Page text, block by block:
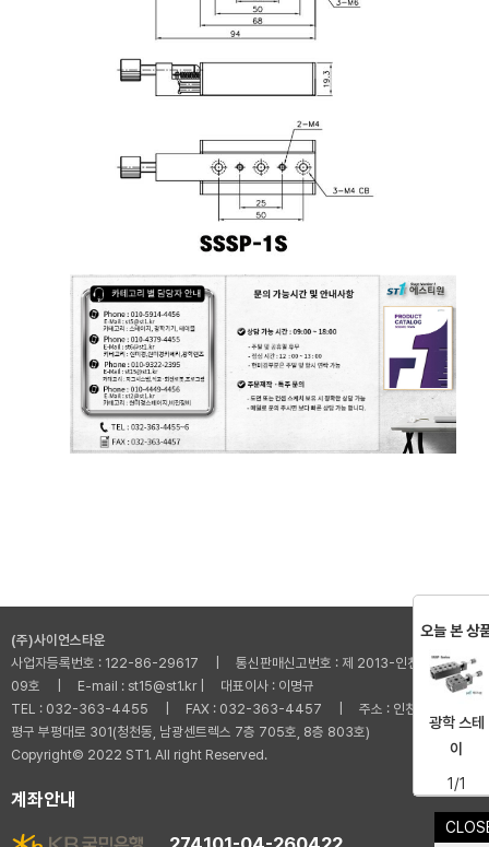
(주)사이언스타운
사업자등록번호 : 122-86-29617 | 통신판매신고번호 : 제 2013-인천부평-001
09호 | E-mail : st15@st1.kr | 대표이사 : 이명규
TEL : 032-363-4455 | FAX : 032-363-4457 | 주소 : 인천광역시 부
평구 부평대로 301(청천동, 남광센트렉스 7층 705호, 8층 803호)
Copyright© 2022 ST1. All right Reserved.
계좌안내
오늘 본 상
광학 스테
이
1/1